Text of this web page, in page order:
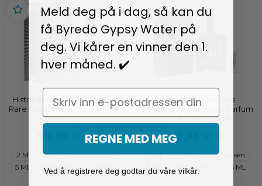
Histoires de Parfums Edition
Rare Rosam - Eau de Parfum -
Duftprøve - 2 ml
NOK
2 ML
10 ML Reisestørrelsen
5 ML
5 ML Roll On 25 ML
Histoires de Parfums
Outrecuidant - Eau de Parfum
- Duftprøve - 2 ml
99,95
2 ML
10 ML Reisestørrelsen
5 ML
5 ML Roll On 25 ML
Meld deg på i dag, så kan du
få Byredo Gypsy Water på
deg. Vi kårer en vinner den 1.
hver måned. ✔️
Email
REGNE MED MEG
Ved å registrere deg godtar du våre vilkår.